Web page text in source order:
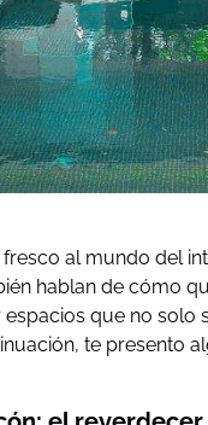
al mundo del
hablan de cómo
que no
te presento